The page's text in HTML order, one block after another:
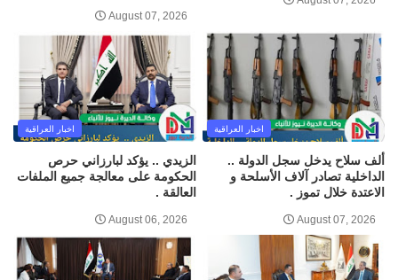
August 07, 2026
اخبار العراقية
ألف سلاح يدخل سجل الدولة ..
الداخلية تصادر آلاف الأسلحة و
الاعتدة خلال تموز .
August 07, 2026
اخبار العراقية
الزيدي .. يؤكد لبارزاني حرص
الحكومة على معالجة جميع الملفات
العالقة .
August 06, 2026